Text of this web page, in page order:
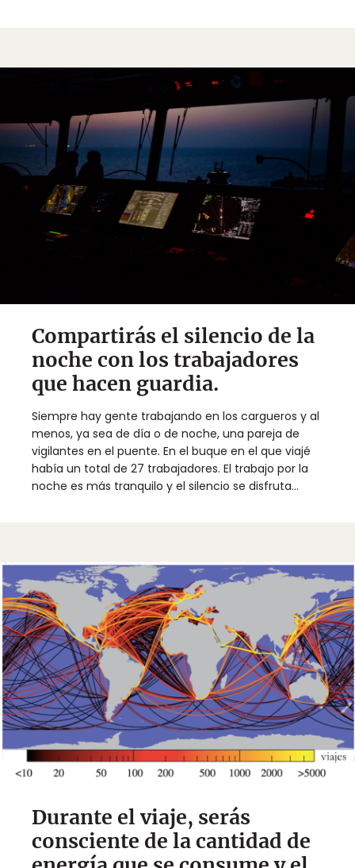
Compartirás el silencio de la
noche con los trabajadores
que hacen guardia.
Siempre hay gente trabajando en los cargueros y al
menos, ya sea de día o de noche, una pareja de
vigilantes en el puente. En el buque en el que viajé
había un total de 27 trabajadores. El trabajo por la
noche es más tranquilo y el silencio se disfruta...
Durante el viaje, serás
consciente de la cantidad de